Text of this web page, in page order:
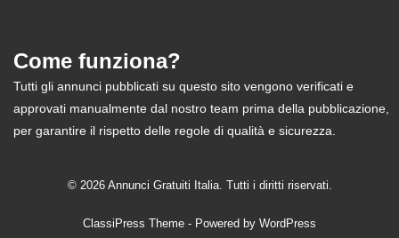
Come funziona?
Tutti gli annunci pubblicati su questo sito vengono verificati e
approvati manualmente dal nostro team prima della pubblicazione,
per garantire il rispetto delle regole di qualità e sicurezza.
© 2026 Annunci Gratuiti Italia. Tutti i diritti riservati.
ClassiPress Theme - Powered by WordPress